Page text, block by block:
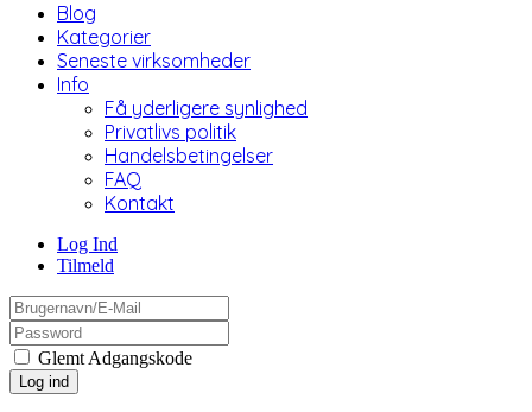
Blog
Kategorier
Seneste virksomheder
Info
Få yderligere synlighed
Privatlivs politik
Handelsbetingelser
FAQ
Kontakt
Log Ind
Tilmeld
Glemt Adgangskode